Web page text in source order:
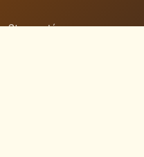
Strona główna